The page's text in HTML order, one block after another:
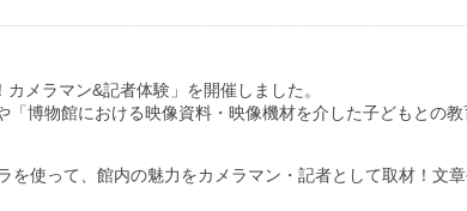
メラマン&記者体験」を開催しました。
博物館における映像資料・映像機材を介した子どもとの
を使って、館内の魅力をカメラマン・記者として取材！文